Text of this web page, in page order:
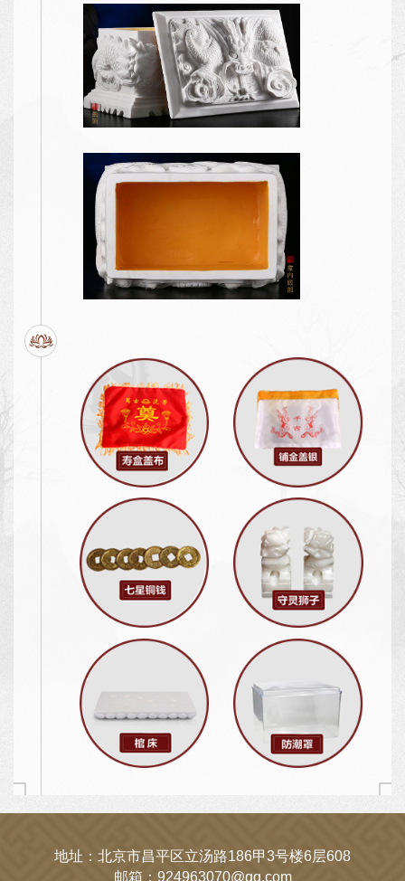
地址：北京市昌平区立汤路186甲3号楼6层608
邮箱：924963070@qq.com